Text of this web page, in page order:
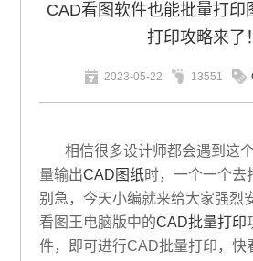
CAD看图软件也能批量打印
打印攻略来了！
2023-05-22 13551
相信很多设计师都会遇到这
量输出CAD图纸时，一个一个去
别急，今天小编就来给大家强烈
看图王电脑版中的CAD批量打印
件，即可进行CAD批量打印，快